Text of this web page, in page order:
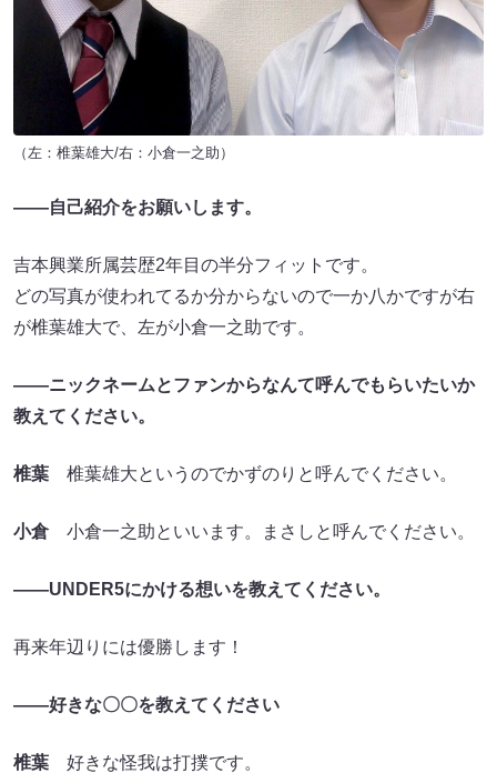
（左：椎葉雄大/右：小倉一之助）
――自己紹介をお願いします。
吉本興業所属芸歴2年目の半分フィットです。
どの写真が使われてるか分からないので一か八かですが右
が椎葉雄大で、左が小倉一之助です。
――ニックネームとファンからなんて呼んでもらいたいか
教えてください。
椎葉 椎葉雄大というのでかずのりと呼んでください。
小倉小倉一之助といいます。まさしと呼んでください。
――UNDER5にかける想いを教えてください。
再来年辺りには優勝します！
――好きな〇〇を教えてください
椎葉 好きな怪我は打撲です。